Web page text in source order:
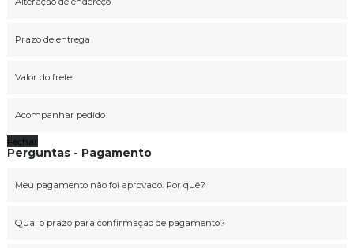
Prazo de entrega
Valor do frete
Acompanhar pedido
Fechar
Perguntas - Pagamento
Meu pagamento não foi aprovado. Por quê?
Qual o prazo para confirmação de pagamento?